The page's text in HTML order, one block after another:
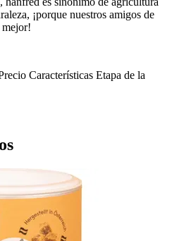
¡porque nuestros amigos de
mejor!
Características Etapa de la